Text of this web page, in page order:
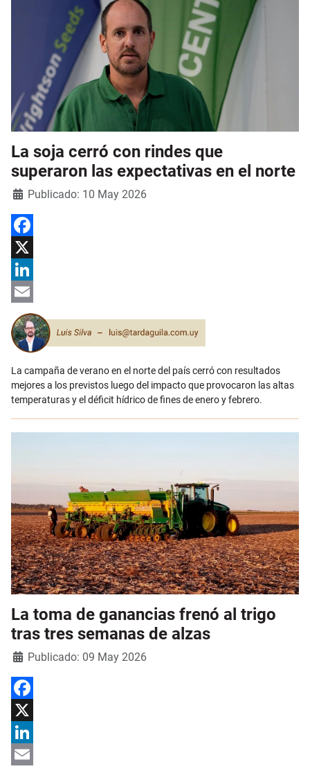
La soja cerró con rindes que
superaron las expectativas en el norte
Detalles
Publicado: 10 May 2026
Facebook
X
LinkedIn
Email
La campaña de verano en el norte del país cerró con resultados
mejores a los previstos luego del impacto que provocaron las altas
temperaturas y el déficit hídrico de fines de enero y febrero.
La toma de ganancias frenó al trigo
tras tres semanas de alzas
DetallesPublicado: 09 May 2026
Facebook
X
LinkedIn